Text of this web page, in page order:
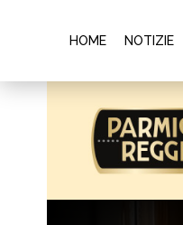
HOME NOTIZIE